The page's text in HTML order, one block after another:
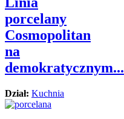
porcelany
Cosmopolitan
na
demokratycznym...
Dział: Kuchnia